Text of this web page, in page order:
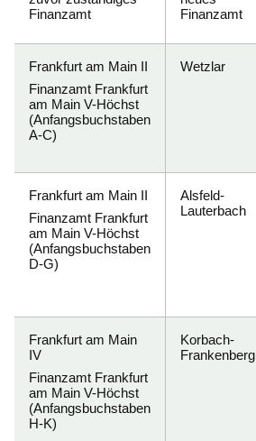
Finanzamt
Finanzamt
Frankfurt am Main II
Finanzamt Frankfurt
am Main V-Höchst
(Anfangsbuchstaben
A-C)
Wetzlar
Frankfurt am Main II
Finanzamt Frankfurt
am Main V-Höchst
(Anfangsbuchstaben
D-G)
Alsfeld-
Lauterbach
Frankfurt am Main
IV
Finanzamt Frankfurt
am Main V-Höchst
(Anfangsbuchstaben
H-K)
Korbach-
Frankenberg